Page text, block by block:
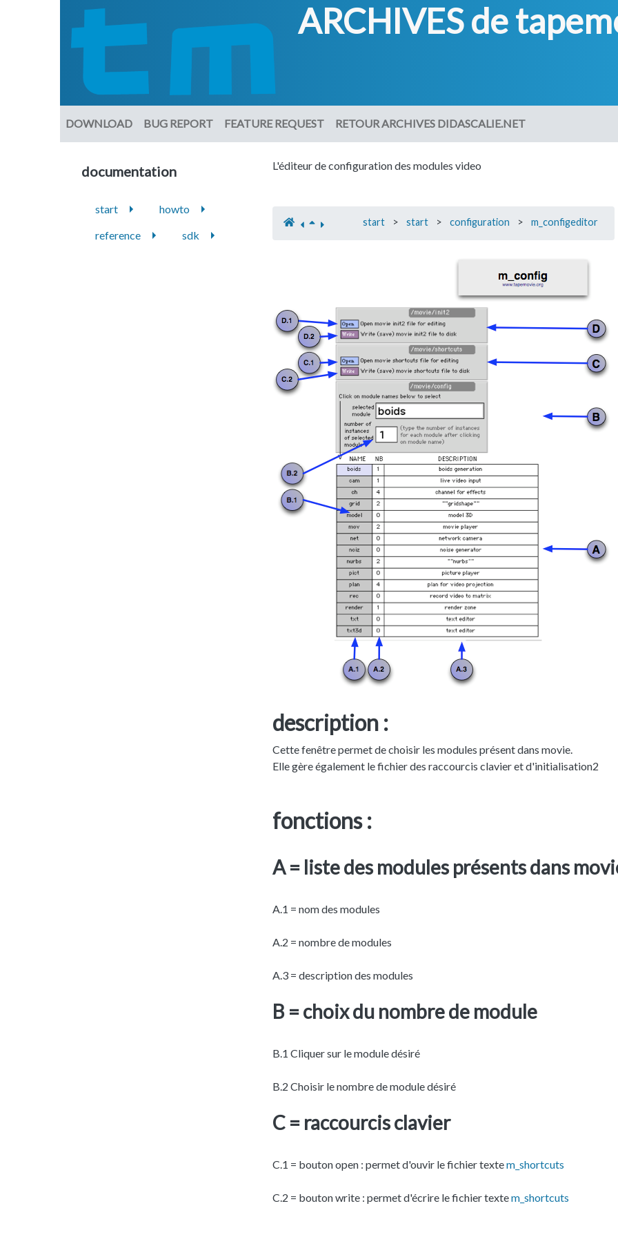
ARCHIVES de
DOWNLOAD BUG REPORT FEATURE REQUEST RETOUR ARCHIVES DIDASCALIE.NET
L'éditeur de configuration des modules video
start > start > configuration > m_configeditor
description :
Cette fenêtre permet de choisir les modules présent dans movie.
Elle gère également le fichier des raccourcis clavier et d'initialisation2
fonctions :
A = liste des modules présents dans
A.1 = nom des modules
A.2 = nombre de modules
A.3 = description des modules
B = choix du nombre de module
B.1 Cliquer sur le module désiré
B.2 Choisir le nombre de module désiré
C = raccourcis clavier
C.1 = bouton open : permet d'ouvir le fichier textem_shortcuts
C.2 = bouton write : permet d'écrire le fichier textem_shortcuts
documentation
start
howto
reference
sdk